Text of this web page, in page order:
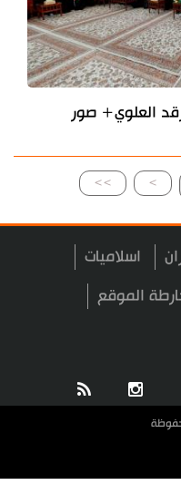
العلوي+ صور
>> >
اسلاميات
الموقع